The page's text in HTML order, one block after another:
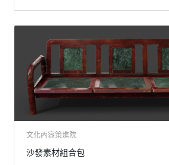
文化內容策進院
沙發素材組合包